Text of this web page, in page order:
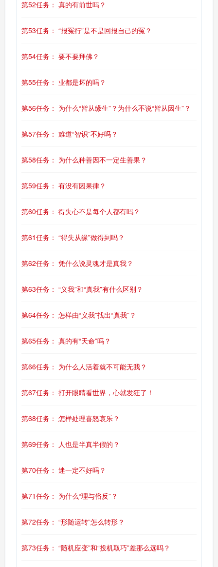
第52任务： 真的有前世吗？
第53任务： “报冤行”是不是回报自己的冤？
第54任务： 要不要拜佛？
第55任务： 业都是坏的吗？
第56任务： 为什么“皆从缘生”？为什么不说“皆从因生”？
第57任务： 难道“智识”不好吗？
第58任务： 为什么种善因不一定生善果？
第59任务： 有没有因果律？
第60任务： 得失心不是每个人都有吗？
第61任务： “得失从缘”做得到吗？
第62任务： 凭什么说灵魂才是真我？
第63任务： “义我”和“真我”有什么区别？
第64任务： 怎样由“义我”找出“真我”？
第65任务： 真的有“天命”吗？
第66任务： 为什么人活着就不可能无我？
第67任务： 打开眼睛看世界，心就发狂了！
第68任务： 怎样处理喜怒哀乐？
第69任务： 人也是半真半假的？
第70任务： 迷一定不好吗？
第71任务： 为什么“理与俗反”？
第72任务： “形随运转”怎么转形？
第73任务： “随机应变”和“投机取巧”差那么远吗？